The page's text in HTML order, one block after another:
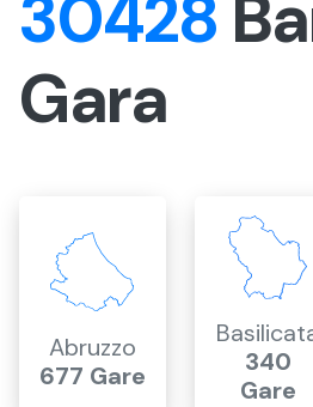
30428
Gara
Abruzzo
677 Gare
340
Gare